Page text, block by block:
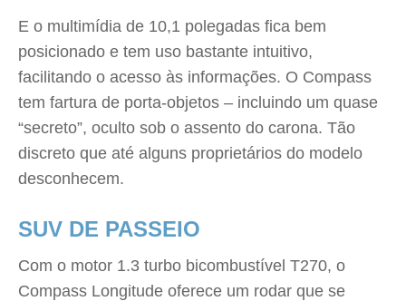
E o multimídia de 10,1 polegadas fica bem
posicionado e tem uso bastante intuitivo,
facilitando o acesso às informações. O Compass
tem fartura de porta-objetos – incluindo um quase
“secreto”, oculto sob o assento do carona. Tão
discreto que até alguns proprietários do modelo
desconhecem.
SUV DE PASSEIO
Com o motor 1.3 turbo bicombustível T270, o
Compass Longitude oferece um rodar que se